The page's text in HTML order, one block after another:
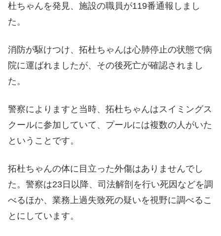
杜ちゃんを発見、施設の職員が119番通報しまし
た。
消防が駆けつけ、拓杜ちゃんは心肺停止の状態で病
院に運ばれましたが、その後死亡が確認されまし
た。
警察によりますと当時、拓杜ちゃんはスイミングス
クールに参加していて、プールには複数の人がいた
ということです。
拓杜ちゃんの体に目立った外傷はありませんでし
た。警察は23日以降、司法解剖を行い死因などを調
べるほか、業務上過失致死の疑いを視野に調べるこ
とにしています。